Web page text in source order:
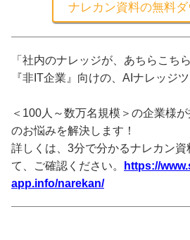
ナレカン資料の無料
「社内のナレッジが、あちらこち
『非IT企業』向けの、AIナレッジ
＜100人～数万名規模＞の企業様
のお悩みを解決します！
詳しくは、3分で分かるナレカン資
て、ご確認ください。
https://
app.info/narekan/